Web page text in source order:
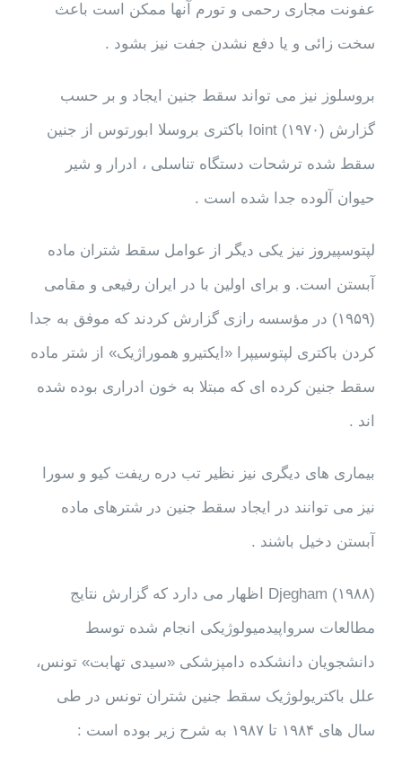
عفونت مجاری رحمی و تورم آنها ممکن است باعث
سخت زائی و یا دفع نشدن جفت نیز بشود .
بروسلوز نیز می تواند سقط جنین ایجاد و بر حسب
گزارش Ioint (۱۹۷۰) باکتری بروسلا ابورتوس از جنین
سقط شده ترشحات دستگاه تناسلی ، ادرار و شیر
حیوان آلوده جدا شده است .
لپتوسپیروز نیز یکی دیگر از عوامل سقط شتران ماده
آبستن است. و برای اولین با در ایران رفیعی و مقامی
(۱۹۵۹) در مؤسسه رازی گزارش کردند که موفق به جدا
کردن باکتری لپتوسیپرا «ایکتیرو هموراژیک» از شتر ماده
سقط جنین کرده ای که مبتلا به خون ادراری بوده شده
اند .
بیماری های دیگری نیز نظیر تب دره ریفت کیو و سورا
نیز می توانند در ایجاد سقط جنین در شترهای ماده
آبستن دخیل باشند .
Djegham (۱۹۸۸) اظهار می دارد که گزارش نتایج
مطالعات سرواپیدمیولوژیکی انجام شده توسط
دانشجویان دانشکده دامپزشکی «سیدی تهابت» تونس،
علل باکتریولوژیک سقط جنین شتران تونس در طی
سال های ۱۹۸۴ تا ۱۹۸۷ به شرح زیر بوده است :